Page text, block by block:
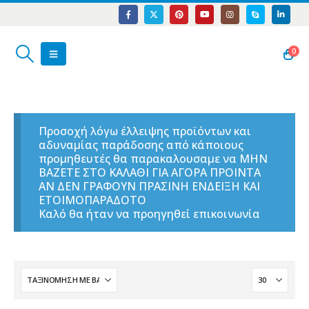
0
Προσοχή λόγω έλλειψης προϊόντων και
αδυναμίας παράδοσης από κάποιους
προμηθευτές θα παρακαλουσαμε να ΜΗΝ
ΒΑΖΕΤΕ ΣΤΟ ΚΑΛΑΘΙ ΓΙΑ ΑΓΟΡΑ ΠΡΟΙΝΤΑ
ΑΝ ΔΕΝ ΓΡΑΦΟΥΝ ΠΡΑΣΙΝΗ ΕΝΔΕΙΞΗ ΚΑΙ
ΕΤΟΙΜΟΠΑΡΑΔΟΤΟ
Καλό θα ήταν να προηγηθεί επικοινωνία